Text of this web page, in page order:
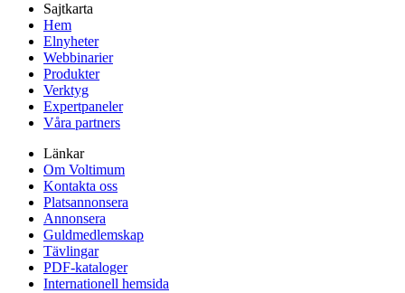
Sajtkarta
Hem
Elnyheter
Webbinarier
Produkter
Verktyg
Expertpaneler
Våra partners
Länkar
Om Voltimum
Kontakta oss
Platsannonsera
Annonsera
Guldmedlemskap
Tävlingar
PDF-kataloger
Internationell hemsida